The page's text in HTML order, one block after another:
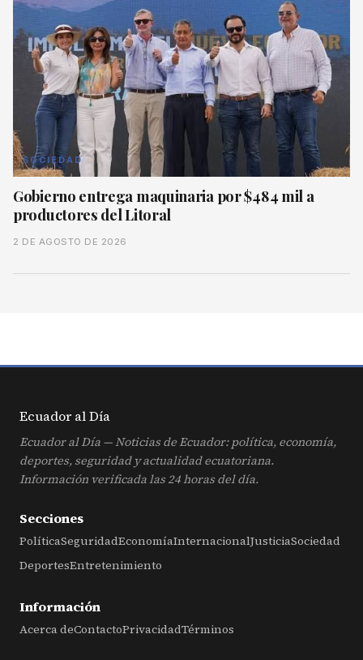
SOCIEDAD
Gobierno entrega maquinaria por $484 mil a
productores del Litoral
2 DE AGOSTO DE 2026
Ecuador alDía
Ecuador al Día — Noticias de Ecuador: política, economía,
deportes, seguridad y actualidad ecuatoriana.
Información verificada las 24 horas del día.
Secciones
PolíticaSeguridadEconomíaInternacionalJusticiaSociedad
DeportesEntretenimiento
Información
Acerca deContactoPrivacidadTérminos